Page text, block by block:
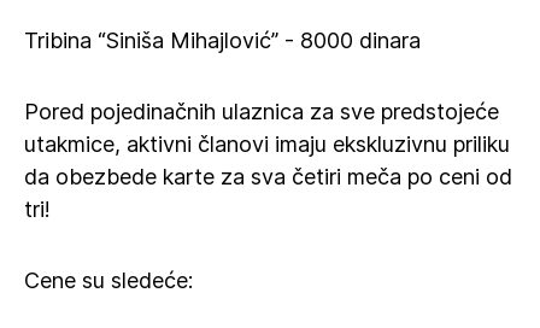
Tribina “Siniša Mihajlović” - 8000 dinara
Pored pojedinačnih ulaznica za sve predstojeće
utakmice, aktivni članovi imaju ekskluzivnu priliku
da obezbede karte za sva četiri meča po ceni od
tri!
Cene su sledeće: